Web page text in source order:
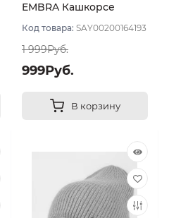
EMBRA Кашкорсе
Код товара: SAY00200164193
1 999Руб.
999Руб.
В корзину